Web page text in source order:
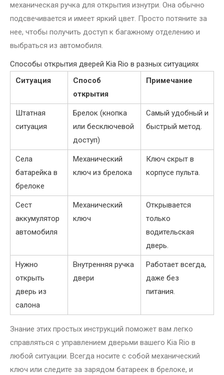
механическая ручка для открытия изнутри. Она обычно
подсвечивается и имеет яркий цвет. Просто потяните за
нее, чтобы получить доступ к багажному отделению и
выбраться из автомобиля.
Способы открытия дверей Kia Rio в разных ситуациях
Ситуация
Способ
открытия
Примечание
Штатная
ситуация
Брелок (кнопка
или бесключевой
доступ)
Самый удобный и
быстрый метод.
Села
батарейка в
брелоке
Механический
ключ из брелока
Ключ скрыт в
корпусе пульта.
Сест
аккумулятор
автомобиля
Механический
ключ
Открывается
только
водительская
дверь.
Нужно
открыть
дверь из
салона
Внутренняя ручка
двери
Работает всегда,
даже без
питания.
Знание этих простых инструкций поможет вам легко
справляться с управлением дверьми вашего Kia Rio в
любой ситуации. Всегда носите с собой механический
ключ или следите за зарядом батареек в брелоке, и